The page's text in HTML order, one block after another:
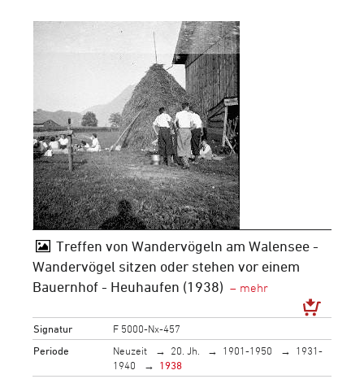
Treffen von Wandervögeln am Walensee -
Wandervögel sitzen oder stehen vor einem
Bauernhof - Heuhaufen (1938)
Signatur
F 5000-Nx-457
Periode
Neuzeit 20. Jh. 1901-1950
1931-
1940
1938